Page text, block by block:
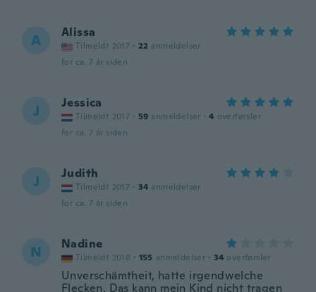
A Alissa
Tilmeldt 2017 · 22 anmeldelser
for ca. 7 år siden
J Jessica
Tilmeldt 2017 · 59 anmeldelser · 4 overførsler
for ca. 7 år siden
J Judith
Tilmeldt 2017 · 34 anmeldelser
for ca. 7 år siden
N Nadine
Tilmeldt 2018 · 155 anmeldelser · 34 overførsler
Unverschämtheit, hatte irgendwelche
Flecken. Das kann mein Kind nicht tragen